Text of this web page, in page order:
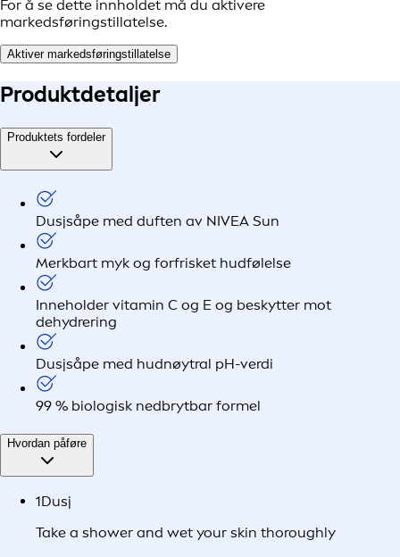
For å se dette innholdet må du aktivere
markedsføringstillatelse.
Aktiver markedsføringstillatelse
Produktdetaljer
Produktets fordeler
Dusjsåpe med duften av NIVEA Sun
Merkbart myk og forfrisket hudfølelse
Inneholder vitamin C og E og beskytter mot
dehydrering
Dusjsåpe med hudnøytral pH-verdi
99 % biologisk nedbrytbar formel
Hvordan påføre
1Dusj
Take a shower and wet your skin thoroughly